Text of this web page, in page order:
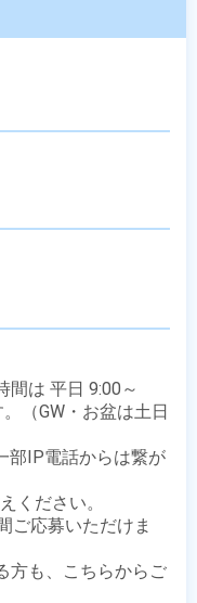
間は 平日 9:00～
（GW・お盆は土日
部IP電話からは繋が
ください。
ご応募いただけま
方も、こちらからご